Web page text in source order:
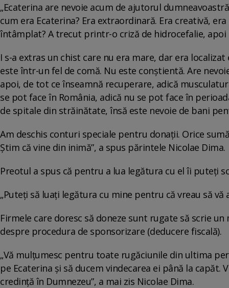
„Ecaterina are nevoie acum de ajutorul
cum era Ecaterina? Era extraordinară. Era creativă,
întâmplat? A trecut printr-o criză de hidrocefalie,
I s-a extras un chist care nu era mare, dar era
este într-un fel de comă. Nu este conștientă. Are
apoi, de tot ce înseamnă recuperare, adică
se pot face în România, adică nu se pot face în
de spitale din străinătate, însă este nevoie de bani
Am deschis conturi speciale pentru donații. Orice
Știm că vine din inimă”, a spus părintele Nicolae Dima.
Preotul a spus că pentru a lua legătura cu el îi puteți
„Puteți să luați legătura cu mine pentru că vreau să
Firmele care doresc să doneze sunt rugate să scrie
despre procedura de sponsorizare (deducere fiscală).
„Vă mulțumesc pentru toate rugăciunile din ultima
pe Ecaterina și să ducem vindecarea ei până la
credință în Dumnezeu”, a mai zis Nicolae Dima.